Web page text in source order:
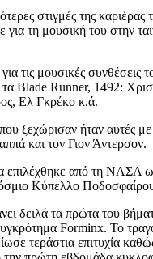
στιγμές της καριέρας
τη μουσική του στην
τις μουσικές συνθέσεις
τα Blade Runner, 1492:
Ελ Γκρέκο κ.ά.
ξεχώρισαν ήταν αυτές
και τον Γιον Άντερσον.
επιλέχθηκε από τη ΝΑΣΑ
Κύπελλο
δειλά τα πρώτα του
Forminx. Το
τεράστια επιτυχία